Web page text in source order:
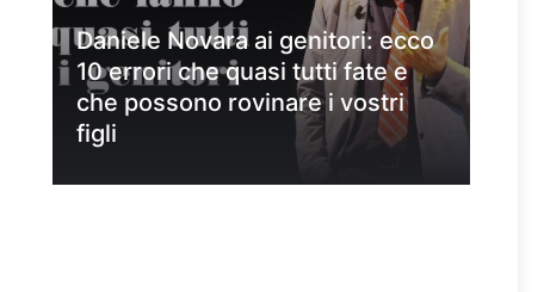
Daniele Novara ai genitori: ecco
10 errori che quasi tutti fate e
che possono rovinare i vostri
figli